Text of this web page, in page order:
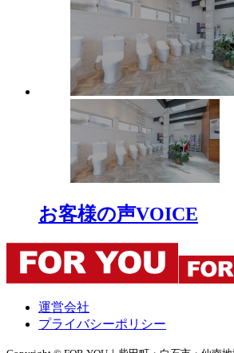
お客様の声VOICE
運営会社
プライバシーポリシー